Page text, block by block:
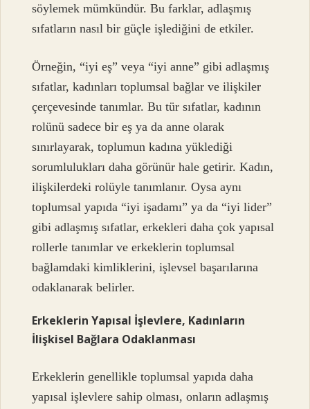
söylemek mümkündür. Bu farklar, adlaşmış
sıfatların nasıl bir güçle işlediğini de etkiler.
Örneğin, “iyi eş” veya “iyi anne” gibi adlaşmış
sıfatlar, kadınları toplumsal bağlar ve ilişkiler
çerçevesinde tanımlar. Bu tür sıfatlar, kadının
rolünü sadece bir eş ya da anne olarak
sınırlayarak, toplumun kadına yüklediği
sorumlulukları daha görünür hale getirir. Kadın,
ilişkilerdeki rolüyle tanımlanır. Oysa aynı
toplumsal yapıda “iyi işadamı” ya da “iyi lider”
gibi adlaşmış sıfatlar, erkekleri daha çok yapısal
rollerle tanımlar ve erkeklerin toplumsal
bağlamdaki kimliklerini, işlevsel başarılarına
odaklanarak belirler.
Erkeklerin Yapısal İşlevlere, Kadınların
İlişkisel Bağlara Odaklanması
Erkeklerin genellikle toplumsal yapıda daha
yapısal işlevlere sahip olması, onların adlaşmış